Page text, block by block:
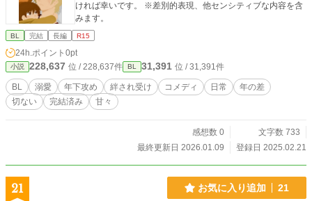
ければ幸いです。 ※差別的表現、他センシティブな内容を含
みます。
BL 完結 長編 R15
24h.ポイント 0pt
小説 228,637 位 / 228,637件 BL 31,391 位 / 31,391件
BL 溺愛 年下攻め 絆され受け コメディ 日常
年の差
切ない
完結済み 甘々
感想数 0
文字数 733
最終更新日 2026.01.09
登録日 2025.02.21
21 お気に入り追加 21